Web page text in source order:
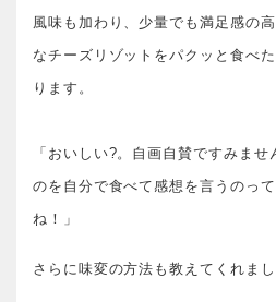
風味も加わり、少量でも満足感の
なチーズリゾットをパクッと食べ
ります。
「おいしい?。自画自賛ですみま
のを自分で食べて感想を言うのっ
ね！」
さらに味変の方法も教えてくれまし